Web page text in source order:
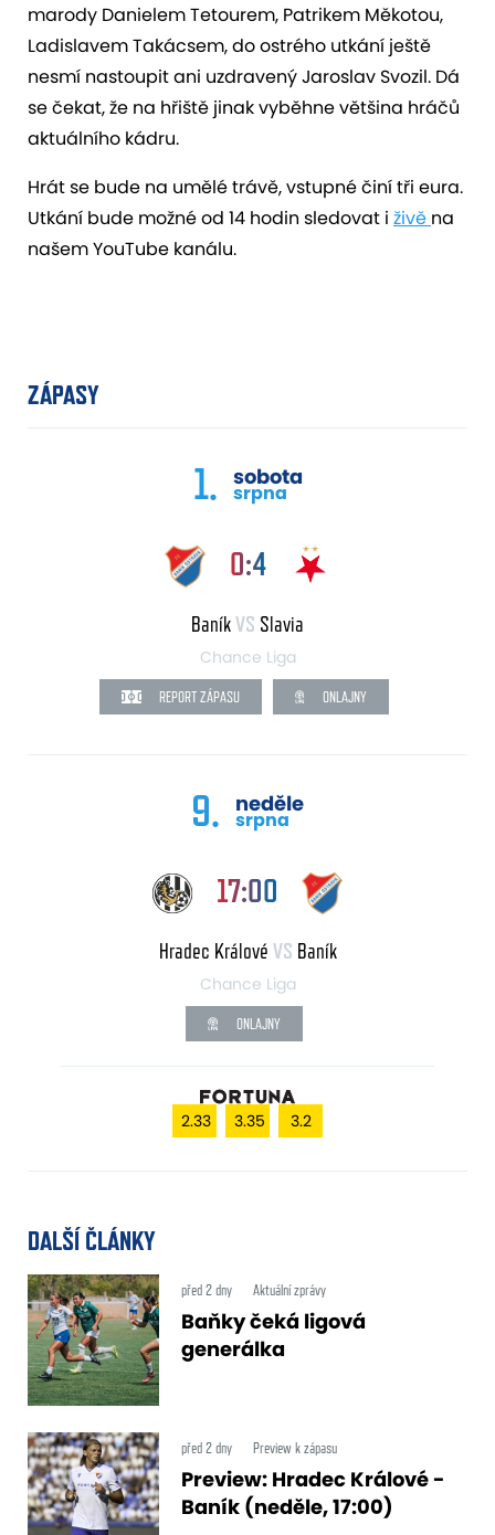
marody Danielem Tetourem, Patrikem Měkotou,
Ladislavem Takácsem, do ostrého utkání ještě
nesmí nastoupit ani uzdravený Jaroslav Svozil. Dá
se čekat, že na hřiště jinak vyběhne většina hráčů
aktuálního kádru.
Hrát se bude na umělé trávě, vstupné činí tři eura.
Utkání bude možné od 14 hodin sledovat i živě na
našem YouTube kanálu.
ZÁPASY
1. sobota
srpna
0:4
BaníkVS Slavia
Chance Liga
REPORT ZÁPASU ONLAJNY
9. neděle
srpna
17:00
Hradec Králové VS Baník
Chance Liga
ONLAJNY
2.33 3.35 3.2
DALŠÍ ČLÁNKY
před 2 dny Aktuální zprávy
Baňky čeká ligová
generálka
před 2 dny Preview k zápasu
Preview: Hradec Králové -
Baník (neděle, 17:00)